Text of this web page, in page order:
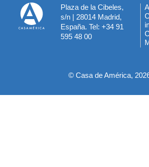
Plaza de la Cibeles,
s/n | 28014 Madrid,
España. Tel: +34 91
595 48 00
© Casa de América,